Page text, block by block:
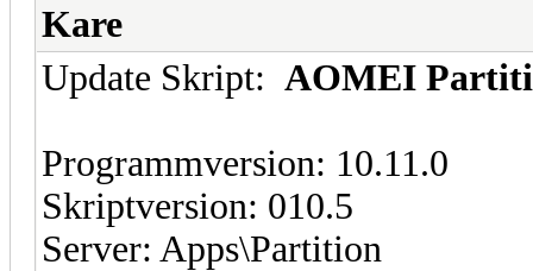
Kare
Update Skript: AOMEI
Programmversion: 10.11.0
Skriptversion: 010.5
Server: Apps\Partition